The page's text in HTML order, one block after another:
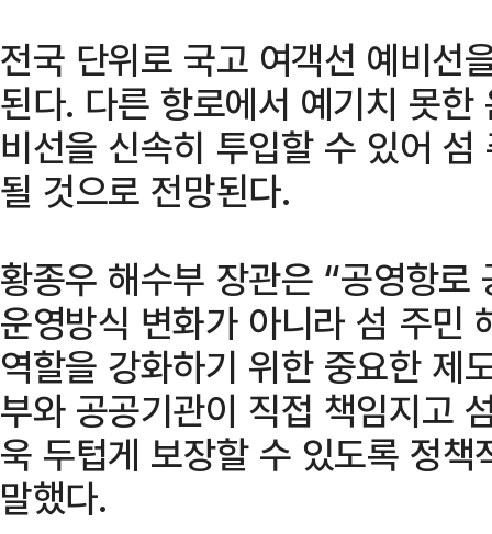
전국 단위로 국고 여객선 예비선
된다. 다른 항로에서 예기치 못
비선을 신속히 투입할 수 있어
될 것으로 전망된다.
황종우 해수부 장관은 “공영항
운영방식 변화가 아니라 섬 주민
역할을 강화하기 위한 중요한 제
부와 공공기관이 직접 책임지고
욱 두텁게 보장할 수 있도록 정
말했다.